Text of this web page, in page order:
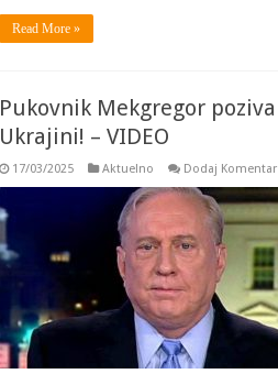
Read More »
Pukovnik Mekgregor
Ukrajini! – VIDEO
17/03/2025 Aktuelno Dodaj Komentar